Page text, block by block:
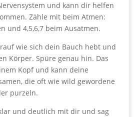
und kann dir helfen
Zähle mit beim Atmen:
und 4,5,6,7 beim Ausatmen.
wie sich dein Bauch hebt und
Körper. Spüre genau hin. Das
Kopf und kann deine
die oft wie wild gewordene
purzeln.
und deutlich mit dir und sag